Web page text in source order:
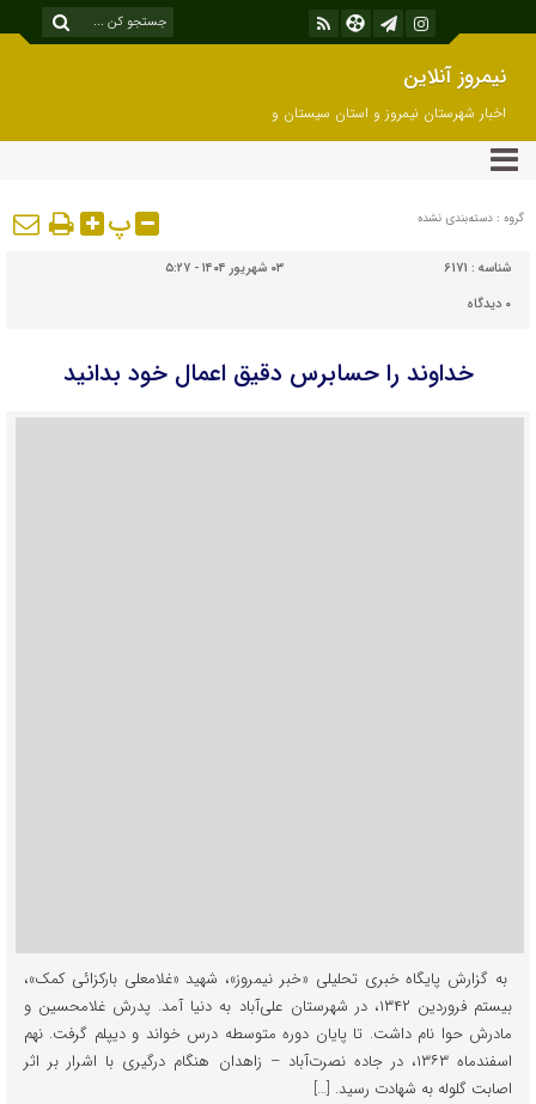
نیمروز آنلاین
اخبار شهرستان نیمروز و استان سیستان و
بلوچستان
گروه : دسته‌بندی نشده پ
شناسه : 6171
۰۳ شهریور ۱۴۰۴ - ۵:۲۷
۰ دیدگاه
خداوند را حسابرس دقیق اعمال خود بدانید
به گزارش پایگاه خبری تحلیلی «خبر نیمروز»، شهید «غلامعلی بارکزائی کمک»،
بیستم فروردین ۱۳۴۲، در شهرستان علی‌آباد به دنیا آمد. پدرش غلامحسین و
مادرش حوا نام داشت. تا پایان دوره متوسطه درس خواند و دیپلم گرفت. نهم
اسفندماه ۱۳۶۳، در جاده نصرت‌آباد – زاهدان هنگام درگیری با اشرار بر اثر
اصابت گلوله به شهادت رسید. […]